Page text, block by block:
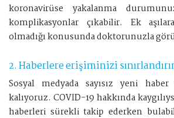
koronavirüse yakalanma
komplikasyonlar çıkabilir. Ek
olmadığı konusunda doktorunuzla
2. Haberlere erişiminizi
Sosyal medyada sayısız yeni
kalıyoruz. COVİD-19 hakkında
haberleri sürekli takip ederken